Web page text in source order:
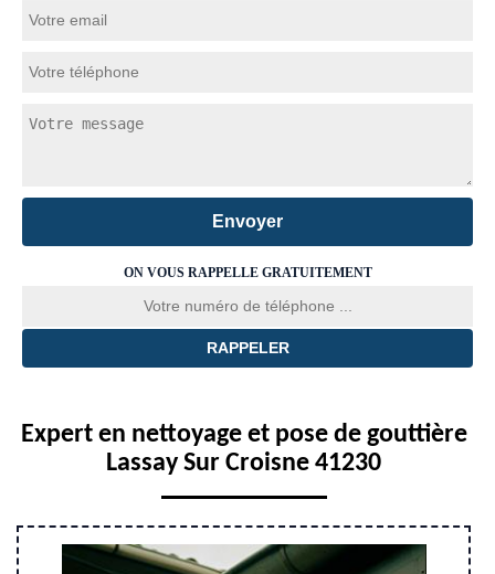
ON VOUS RAPPELLE GRATUITEMENT
Expert en nettoyage et pose de gouttière
Lassay Sur Croisne 41230